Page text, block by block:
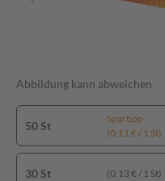
Abbildung kann abweichen
50 St
Spartipp
(0,11 € / 1 St)
30 St (0,13 € / 1 St)